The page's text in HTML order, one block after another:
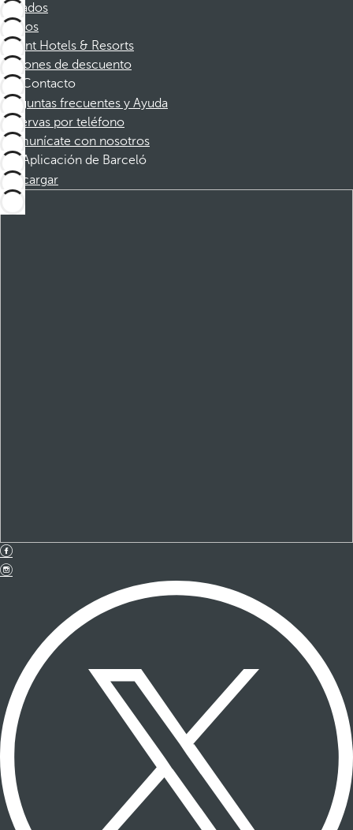
Afiliados
Socios
Dorint Hotels & Resorts
Cupones de descuento
Contacto
Preguntas frecuentes y Ayuda
Reservas por teléfono
Comunícate con nosotros
Aplicación de Barceló
Descargar